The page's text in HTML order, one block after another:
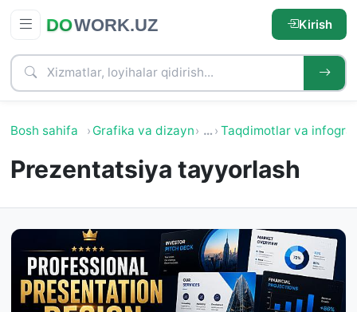
Kirish
Bosh sahifa Grafika va dizayn … Taqdimotlar va
Prezentatsiya tayyorlash